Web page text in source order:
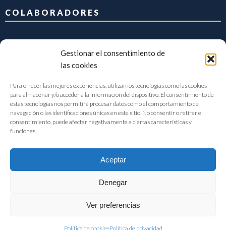
Gestionar el consentimiento de
las cookies
Para ofrecer las mejores experiencias, utilizamos tecnologías como las cookies
para almacenar y/o acceder a la información del dispositivo. El consentimiento de
estas tecnologías nos permitirá procesar datos como el comportamiento de
navegación o las identificaciones únicas en este sitio. No consentir o retirar el
consentimiento, puede afectar negativamente a ciertas características y
funciones.
Aceptar
Denegar
Ver preferencias
Política de cookiesPolítica de privacidad
COLABORADORES
FIAB Federación Española de Industrias de la Alimentación y Bebidas